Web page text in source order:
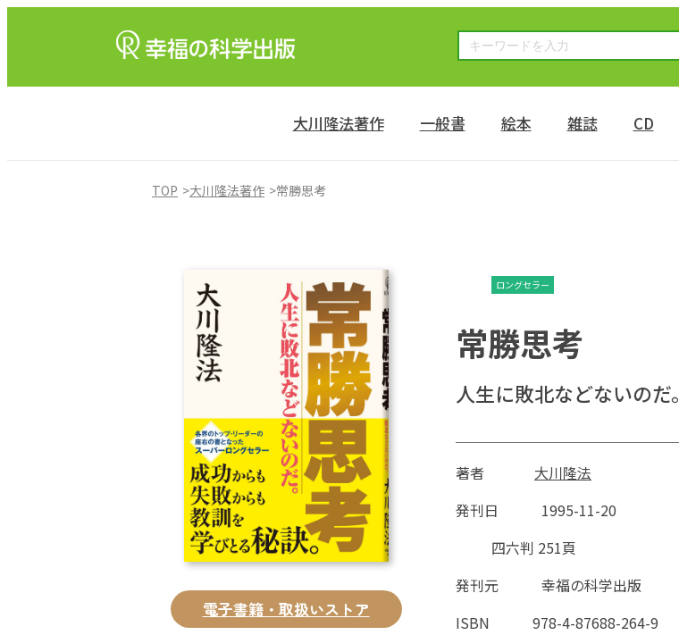
大川隆法著作 一般書 絵本 雑誌 CD
TOP 大川隆法著作 常勝思考
電子書籍・取扱いストア
ロングセラー
常勝思考
人生に敗北などないのだ。
著者
大川隆法
発刊日
1995-11-20
四六判 251頁
発刊元
幸福の科学出版
ISBN
978-4-87688-264-9